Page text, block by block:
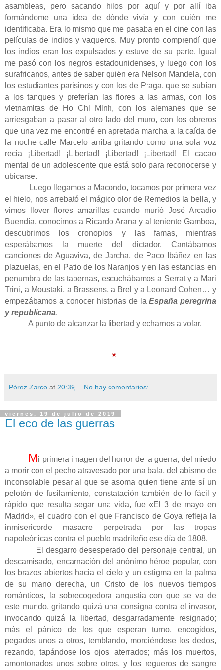
asambleas, pero sacando hilos por aquí y por allí iba
formándome una idea de dónde vivía y con quién me
identificaba. Era lo mismo que me pasaba en el cine con las
películas de indios y vaqueros. Muy pronto comprendí que
los indios eran los expulsados y estuve de su parte. Igual
me pasó con los negros estadounidenses, y luego con los
surafricanos, antes de saber quién era Nelson Mandela, con
los estudiantes parisinos y con los de Praga, que se subían
a los tanques y preferían las flores a las armas, con los
vietnamitas de Ho Chi Minh, con los alemanes que se
arriesgaban a pasar al otro lado del muro, con los obreros
que una vez me encontré en apretada marcha a la caída de
la noche calle Marcelo arriba gritando como una sola voz
recia ¡Libertad! ¡Libertad! ¡Libertad! ¡Libertad! El cacao
mental de un adolescente que está solo para reconocerse y
ubicarse.
Luego llegamos a Macondo, tocamos por primera vez
el hielo, nos arrebató el mágico olor de Remedios la bella, y
vimos llover flores amarillas cuando murió José Arcadio
Buendía, conocimos a Ricardo Arana y al teniente Gamboa,
descubrimos los cronopios y las famas, mientras
esperábamos la muerte del dictador. Cantábamos
canciones de Aguaviva, de Jarcha, de Paco Ibáñez en las
plazuelas, en el Patio de los Naranjos y en las estancias en
penumbra de las tabernas, escuchábamos a Serrat y a Mari
Trini, a Moustaki, a Brassens, a Brel y a Leonard Cohen… y
empezábamos a conocer historias de la España peregrina
y republicana.
A punto de alcanzar la libertad y echarnos a volar.
*
Pérez Zarco at 20:39 No hay comentarios:
viernes, 19 de julio de 2019
El eco de las guerras
Mi primera imagen del horror de la guerra, del miedo
a morir con el pecho atravesado por una bala, del abismo de
inconsolable pesar al que se asoma quien tiene ante sí un
pelotón de fusilamiento, constatación también de lo fácil y
rápido que resulta segar una vida, fue «El 3 de mayo en
Madrid», el cuadro con el que Francisco de Goya refleja la
inmisericorde masacre perpetrada por las tropas
napoleónicas contra el pueblo madrileño ese día de 1808.
El desgarro desesperado del personaje central, un
descamisado, encarnación del anónimo héroe popular, con
los brazos abiertos hacia el cielo y un estigma en la palma
de su mano derecha, un Cristo de los nuevos tiempos
románticos, la sobrecogedora angustia con que se va de
este mundo, gritando quizá una consigna contra el invasor,
invocando quizá la libertad, desgarradamente resignado;
más el pánico de los que esperan turno, encogidos,
pegados unos a otros, temblando, mordiéndose los dedos,
rezando, tapándose los ojos, aterrados; más los muertos,
amontonados unos sobre otros, y los regueros de sangre